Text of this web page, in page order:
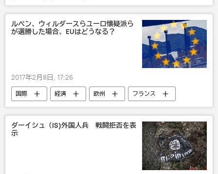
ルペン、ウィルダースらユーロ懐疑派ら
が選勝した場合、EUはどうなる？
2017年2月8日, 17:26
国際 経済 欧州
フランス
オランダ
欧州連合
ダーイシュ（IS)外国人兵 戦闘拒否を表
示